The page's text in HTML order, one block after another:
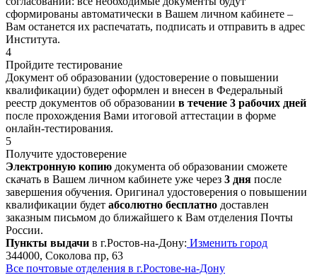
сформированы автоматически в Вашем личном кабинете –
Вам останется их распечатать, подписать и отправить в адрес
Института.
4
Пройдите тестирование
Документ об образовании (удостоверение о повышении
квалификации) будет оформлен и внесен в Федеральный
реестр документов об образовании в течение 3 рабочих дней
после прохождения Вами итоговой аттестации в форме
онлайн-тестирования.
5
Получите удостоверение
Электронную копию документа об образовании сможете
скачать в Вашем личном кабинете уже через 3 дня после
завершения обучения. Оригинал удостоверения о повышении
квалификации будет абсолютно бесплатно доставлен
заказным письмом до ближайшего к Вам отделения Почты
России.
Пункты выдачи в г.Ростов-на-Дону: Изменить город
344000, Соколова пр, 63
Все почтовые отделения в г.Ростове-на-Дону